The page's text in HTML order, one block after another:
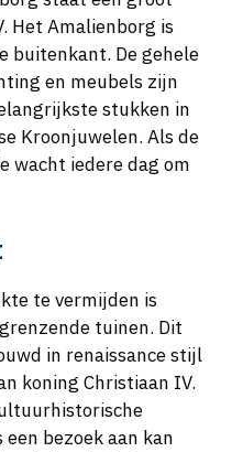
Het Amalienborg is
buitenkant. De gehele
en meubels zijn
stukken in
Kroonjuwelen. Als de
wacht iedere dag om
te vermijden is
tuinen. Dit
in renaissance stijl
koning Christiaan IV.
bezoek aan kan